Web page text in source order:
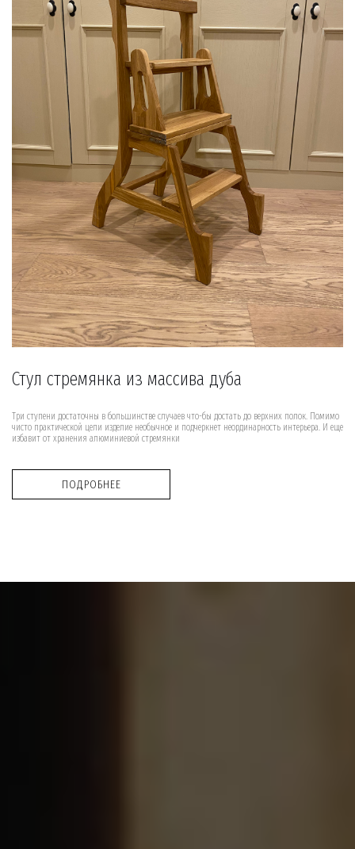
Стул стремянка из массива дуба
Три ступени достаточны в большинстве случаев что-бы достать до верхних полок. Помимо
чисто практической цели изделие необычное и подчеркнет неординарность интерьера. И еще
избавит от хранения алюминиевой стремянки
ПОДРОБНЕЕ